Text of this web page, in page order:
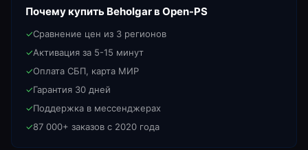
Почему купить Beholgarв Open-PS
✓Сравнение цен из 3 регионов
✓Активация за 5-15 минут
✓Оплата СБП, карта МИР
✓Гарантия 30 дней
✓Поддержка в мессенджерах
✓87 000+ заказов с 2020 года